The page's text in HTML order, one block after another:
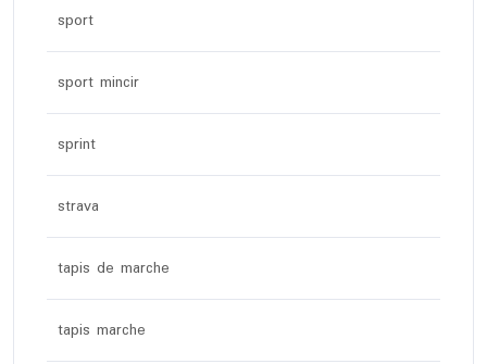
sport
sport mincir
sprint
strava
tapis de marche
tapis marche